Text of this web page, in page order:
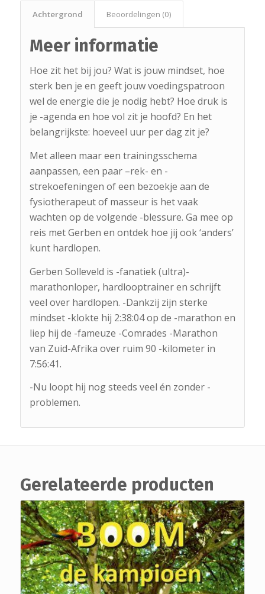
Achtergrond Beoordelingen (0)
Meer informatie
Hoe zit het bij jou? Wat is jouw mindset, hoe
sterk ben je en geeft jouw voedingspatroon
wel de energie die je nodig hebt? Hoe druk is
je -agenda en hoe vol zit je hoofd? En het
belangrijkste: hoeveel uur per dag zit je?
Met alleen maar een trainingsschema
aanpassen, een paar –rek- en -
strekoefeningen of een bezoekje aan de
fysiotherapeut of masseur is het vaak
wachten op de volgende -blessure. Ga mee op
reis met Gerben en ontdek hoe jij ook ‘anders’
kunt hardlopen.
Gerben Solleveld is -fanatiek (ultra)-
marathonloper, hardlooptrainer en schrijft
veel over hardlopen. -Dankzij zijn sterke
mindset -klokte hij 2:38:04 op de -marathon en
liep hij de -fameuze -Comrades -Marathon
van Zuid-Afrika over ruim 90 -kilometer in
7:56:41.
-Nu loopt hij nog steeds veel én zonder -
problemen.
Gerelateerde producten